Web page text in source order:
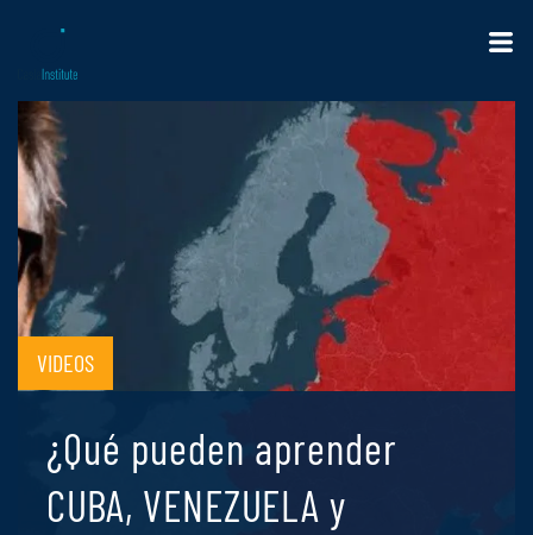
VIDEOS
¿Qué pueden aprender
CUBA, VENEZUELA y